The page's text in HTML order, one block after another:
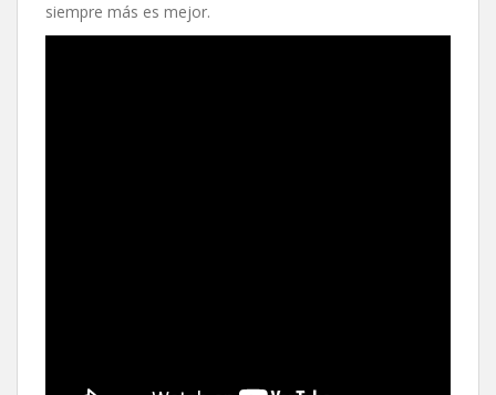
siempre más es mejor.